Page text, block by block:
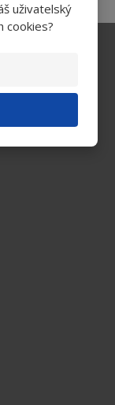
uživatelský
cookies?